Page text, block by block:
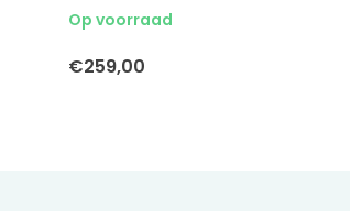
Op voorraad
€259,00